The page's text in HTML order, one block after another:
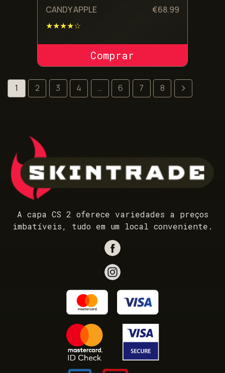
CANDY APPLE €68.99
★★★★☆
COMPRAR SKIN
1 2 3 4 … 6 7 8
A capa CS 2 oferece variedades a preços
imbatíveis, tudo em um local conveniente.